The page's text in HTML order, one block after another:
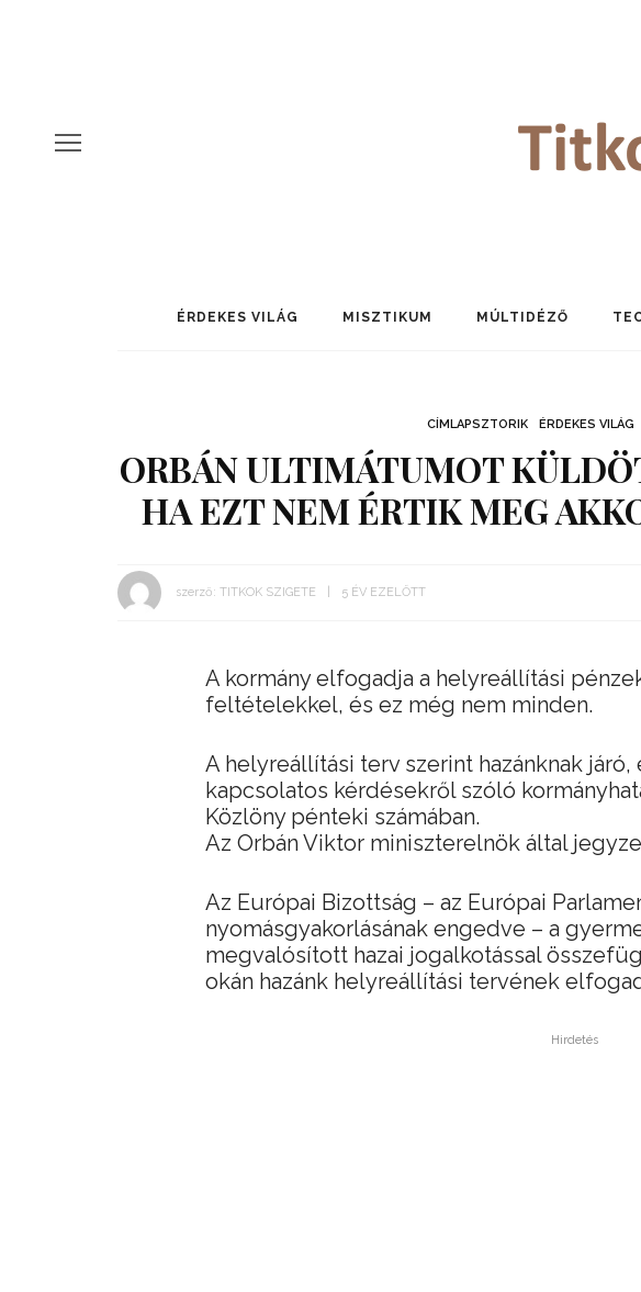
ÉRDEKES VILÁG MISZTIKUM MÚLTIDÉZŐ
CÍMLAPSZTORIK ÉRDEKES VILÁG
ORBÁN ULTIMÁTUMOT
HA EZT NEM ÉRTIK MEG
szerző: TITKOK SZIGETE 5 ÉV EZELŐTT
A kormány elfogadja a helyreállítási
feltételekkel, és ez még nem minden.
A helyreállítási terv szerint hazánknak
kapcsolatos kérdésekről szóló
Közlöny pénteki számában.
Az Orbán Viktor miniszterelnök által
Az Európai Bizottság – az Európai
nyomásgyakorlásának engedve – a
megvalósított hazai jogalkotással
okán hazánk helyreállítási tervének
Hirdetés